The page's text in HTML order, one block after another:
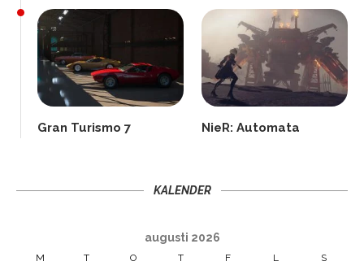
Gran Turismo 7 NieR: Automata
KALENDER
augusti 2026
M T O T F L S